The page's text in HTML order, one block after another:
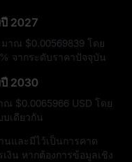
2027
าณ $‎0.00569839 โดย
จากระดับราคาปัจจุบัน
2030
$‎0.0065966 USD โดย
เดียวกัน
นและมีไว้เป็นการคาด
งิน หากต้องการข้อมูลเชิง